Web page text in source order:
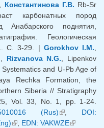
Константинова Г.В. Rb-Sr
карбонатных пород
Анабарского поднятия,
Геологическая
С. 3-29. | Gorokhov I.M.
Rizvanova N.G. , Lipenkov
Systematics and U-Pb Age of
Rechka Formation, the
Siberia // Stratigraphy
Vol. 33, No. 1, pp. 1-24.
(Rus)(внешняя
ссылка)
DOI:
(внешняя ссылка)
EDN: VAKWZE(внешняя